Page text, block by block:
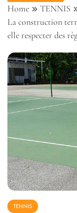
Home
TENNIS
La construction
elle respecter des
TENNIS